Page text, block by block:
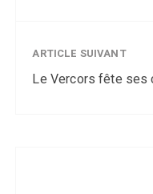
ARTICLE SUIVANT
Le Vercors fête ses